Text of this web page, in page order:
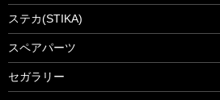
ステカ(STIKA)
スペアパーツ
セガラリー